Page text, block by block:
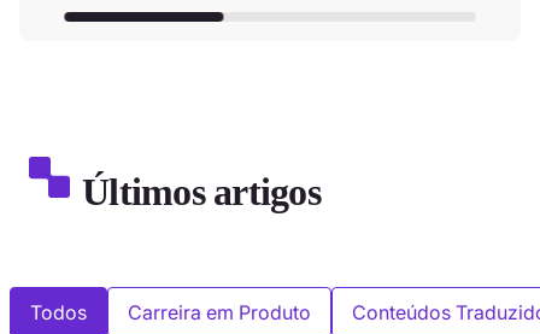
Últimos artigos
Todos Carreira em Produto Conteúdos